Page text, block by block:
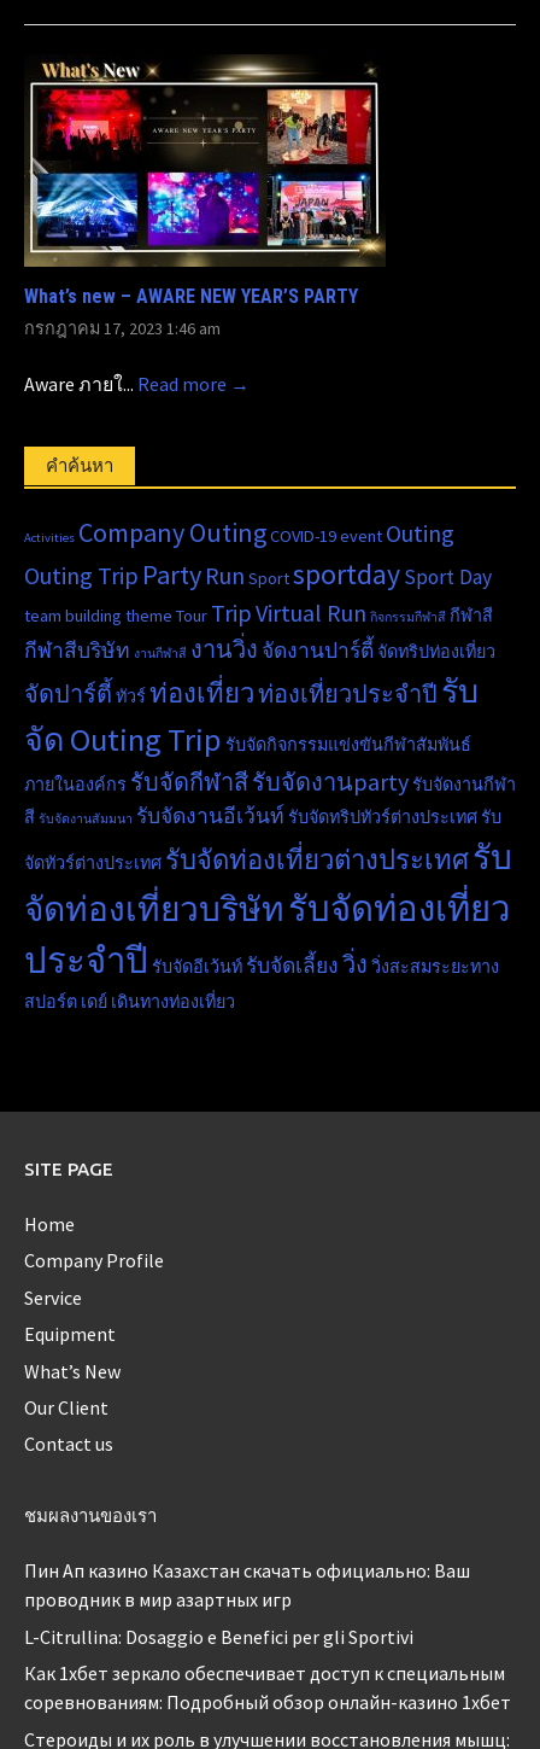
What’s new – AWARE NEW YEAR’S PARTY
กรกฎาคม 17, 2023 1:46 am
Aware ภายใ... Read more →
คำค้นหา
Activities Company OutingCOVID-19event Outing
Outing Trip Party Run SportsportdaySport Day
team building theme Tour TripVirtual Run กิจกรรมกีฬาสี กีฬาสี
กีฬาสีบริษัท งานกีฬาสี งานวิ่ง จัดงานปาร์ตี้ จัดทริปท่องเที่ยว
จัดปาร์ตี้ ทัวร์ท่องเที่ยวท่องเที่ยวประจำปี รับ
จัด Outing Trip รับจัดกิจกรรมแข่งขันกีฬาสัมพันธ์
ภายในองค์กร รับจัดกีฬาสีรับจัดงานpartyรับจัดงานกีฬา
สี รับจัดงานสัมมนา รับจัดงานอีเว้นท์ รับจัดทริปทัวร์ต่างประเทศรับ
จัดทัวร์ต่างประเทศ รับจัดท่องเที่ยวต่างประเทศรับ
จัดท่องเที่ยวบริษัทรับจัดท่องเที่ยว
ประจำปี รับจัดอีเว้นท์ รับจัดเลี้ยงวิ่ง วิ่งสะสมระยะทาง
สปอร์ต เดย์ เดินทางท่องเที่ยว
SITE PAGE
Home
Company Profile
Service
Equipment
What’s New
Our Client
Contact us
ชมผลงานของเรา
Пин Ап казино Казахстан скачать официально: Ваш
проводник в мир азартных игр
L-Citrullina: Dosaggio e Benefici per gli Sportivi
Как 1хбет зеркало обеспечивает доступ к специальным
соревнованиям: Подробный обзор онлайн-казино 1хбет
Стероиды и их роль в улучшении восстановления мышц: